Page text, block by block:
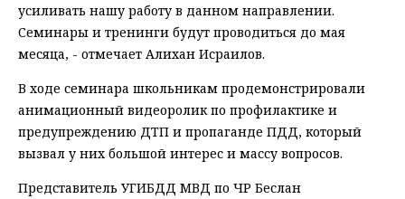
усиливать нашу работу в данном направлении.
Семинары и тренинги будут проводиться до мая
месяца, - отмечает Алихан Исраилов.
В ходе семинара школьникам продемонстрировали
анимационный видеоролик по профилактике и
предупреждению ДТП и пропаганде ПДД, который
вызвал у них большой интерес и массу вопросов.
Представитель УГИБДД МВД по ЧР Беслан